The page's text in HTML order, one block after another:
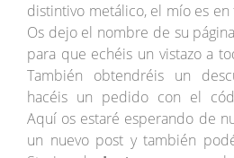
distintivo metálico, el mío es
Os dejo el nombre de su página
para que echéis un vistazo a
También obtendréis un
hacéis un pedido con el
Aquí os estaré esperando de
un nuevo post y también